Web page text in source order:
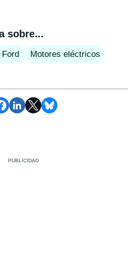
sobre...
Ford
Motores eléctricos